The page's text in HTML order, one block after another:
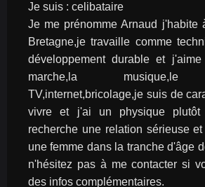
Je suis : celibataire
Je me prénomme Arnaud j'habite
Bretagne,je travaille comme
développement durable et
marche,la musique,le
TV,internet,bricolage,je suis de
vivre et j'ai un physique plutôt
recherche une relation sérieuse
une femme dans la tranche d'âge
n'hésitez pas à me contacter si
des infos complémentaires.